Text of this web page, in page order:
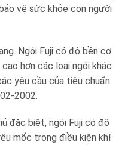
vệ sức khỏe con người
Ngói Fuji có độ bền cơ
hơn các loại ngói khác
yêu cầu của tiêu chuẩn
2002.
đặc biệt, ngói Fuji có độ
mốc trong điều kiện khí